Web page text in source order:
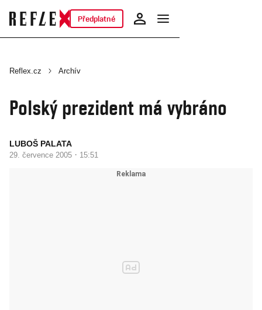
Předplatné
Reflex.cz Archív
Polský prezident má vybráno
LUBOŠ PALATA
29. července 2005 · 15:51